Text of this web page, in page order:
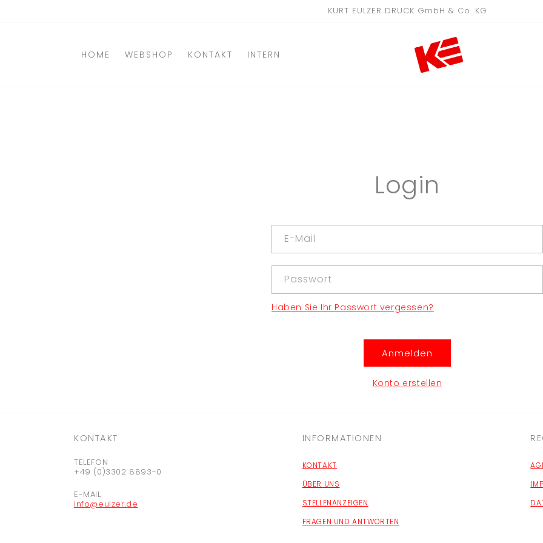
KURT EULZER DRUCK GmbH & Co. KG
HOME WEBSHOP KONTAKT INTERN
Login
E-Mail
Passwort
Haben Sie Ihr Passwort vergessen?
Anmelden
Konto erstellen
KONTAKT
TELEFON
+49 (0)3302 8893-0
E-MAIL
info@eulzer.de
INFORMATIONEN
KONTAKT
ÜBER UNS
STELLENANZEIGEN
FRAGEN UND ANTWORTEN